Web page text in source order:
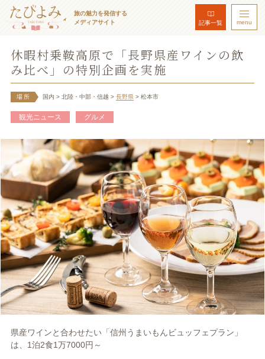
旅の魅力を発信する
メディアサイト
記事一覧 menu
休暇村乗鞍高原で「長野県産ワインの飲
み比べ」の特別企画を実施
場所 国内 > 北陸・中部・信越 > 長野県 > 松本市
観光ニュース グルメ
県産ワインと合わせたい「信州うまいもんビュッフェプラン」
は、1泊2食1万7000円～